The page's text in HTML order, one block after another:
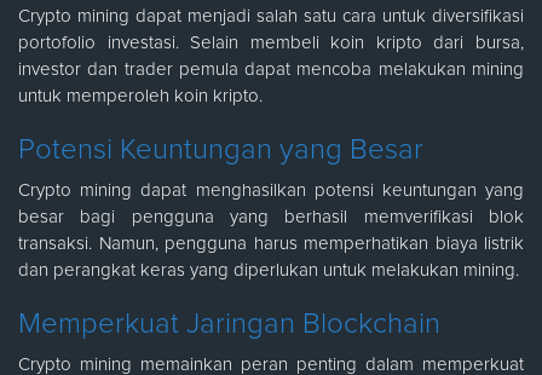
Crypto mining dapat menjadi salah satu cara untuk diversifikasi
portofolio investasi. Selain membeli koin kripto dari bursa,
investor dan trader pemula dapat mencoba melakukan mining
untuk memperoleh koin kripto.
Potensi Keuntungan yang Besar
Crypto mining dapat menghasilkan potensi keuntungan yang
besar bagi pengguna yang berhasil memverifikasi blok
transaksi. Namun, pengguna harus memperhatikan biaya listrik
dan perangkat keras yang diperlukan untuk melakukan mining.
Memperkuat Jaringan Blockchain
Crypto mining memainkan peran penting dalam memperkuat